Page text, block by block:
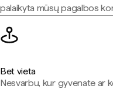
palaikyta mūsų pagalbos
Bet vieta
Nesvarbu, kur gyvenate ar